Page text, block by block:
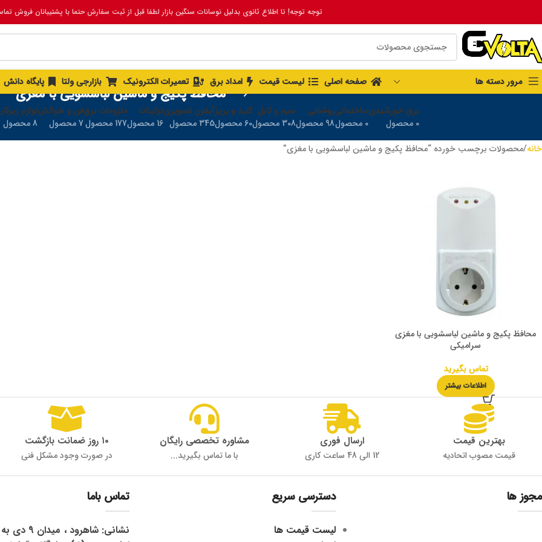
توجه توجه! تا اطلاع ثانوی بدلیل نوسانات سنگین بازار لطفا قبل از ثبت سفارش حتما با پشتیبانان فروش
مرور دسته ها صفحه اصلی لیست قیمت امداد برق تعمیرات الکترونیک بازارجی ولتا پایگاه دانش
محافظ پکیج و ماشین لباسشویی با مغزی
برق خورشیدی
0 محصول
ساختمانی
0 محصول
روشنایی
98 محصول
سیم و کابل
308 محصول
کلید و پریز
60 محصول
آیفون تصویری
345 محصول
تزئینات
16 محصول
ملزومات برق
177 محصول
فن و هواکش
7 محصول
لوازم
8 محصول
خانه محصولات برچسب خورده “محافظ پکیج و ماشین لباسشویی با مغزی”
محافظ پکیج و ماشین لباسشویی با مغزی
سرامیکی
تماس بگیرید
اطلاعات بیشتر
بهترین قیمت
قیمت مصوب اتحادیه
ارسال فوری
12 الی 48 ساعت کاری
مشاوره تخصصی رایگان
با ما تماس بگیرید...
۱۰ روز ضمانت بازگشت
در صورت وجود مشکل فنی
مجوز ها دسترسی سریع
لیست قیمت ها
تماس باما
نشانی: